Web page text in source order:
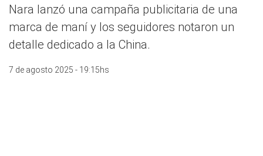
Nara lanzó una campaña publicitaria de una
marca de maní y los seguidores notaron un
detalle dedicado a la China.
7 de agosto 2025 - 19:15hs